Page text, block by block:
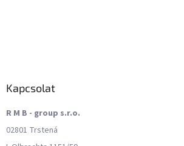
Kapcsolat
R M B - group s.r.o.
02801 Trstená